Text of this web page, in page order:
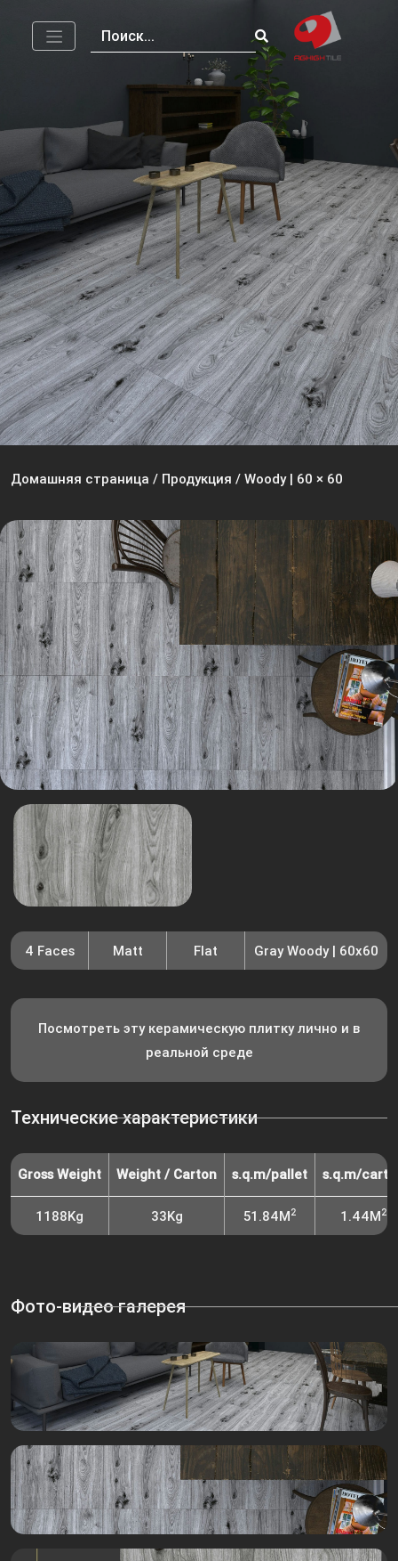
Домашняя страница / Продукция / Woody | 60 × 60
4 Faces Matt Flat Gray Woody | 60x60
Посмотреть эту керамическую плитку лично и в
реальной среде
Технические характеристики
Gross Weight Weight / Carton s.q.m/pallet s.q.m/
1188Kg 33Kg 51.84M2 1.44M2
Фото-видео галерея